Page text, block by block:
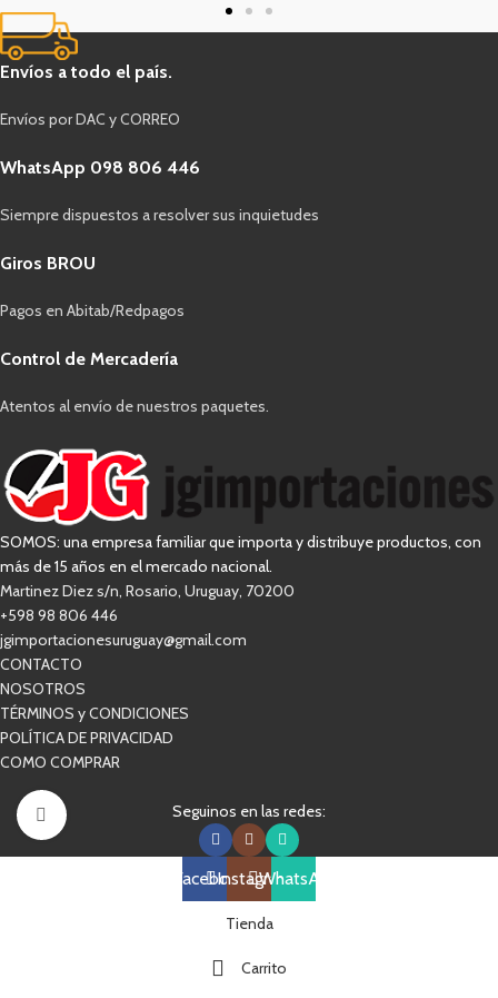
Clic para ampliar
Envíos a todo el país.
Envíos por DAC y CORREO
WhatsApp 098 806 446
Siempre dispuestos a resolver sus inquietudes
Giros BROU
Pagos en Abitab/Redpagos
Control de Mercadería
Atentos al envío de nuestros paquetes.
SOMOS: una empresa familiar que importa y distribuye productos, con
más de 15 años en el mercado nacional.
Martinez Diez s/n, Rosario, Uruguay, 70200
+598 98 806 446
jgimportacionesuruguay@gmail.com
CONTACTO
NOSOTROS
TÉRMINOS y CONDICIONES
POLÍTICA DE PRIVACIDAD
COMO COMPRAR
Seguinos en las redes:
FacebookInstagramWhatsApp
Tienda
Carrito